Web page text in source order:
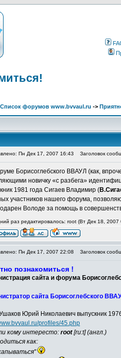
Список форумов www.bvvaul.ru ->
Пн Дек 17, 2007 16:43 Заголовок
Борисоглебского ВВАУЛ (как,
новичку «с разбега»
1981 года Сигаев Владимир (
участников нашего форума,
Володе за помощь в
раз редактировалось: root (Вт Дек 18, 2007
Пн Дек 17, 2007 22:08 Заголовок
познакомиться !
сайта и форума
сайта Борисоглебского
Юрий Николаевич выпускник 1976
profiles/45.php
кому интересто: root[ru:t] (англ.)
как: